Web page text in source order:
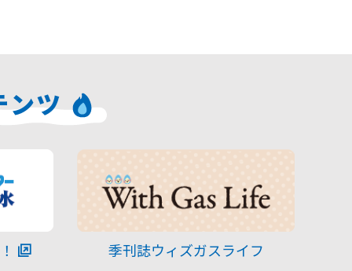
ンツ
季刊誌ウィズガスライフ